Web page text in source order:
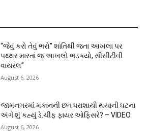
“જેવું કરો તેવું ભરો” શાંતિથી જતા આખલા પર
પથ્થર મારતાં જ આખલો ભડક્યો, સીસીટીવી
વાયરલ”
August 6, 2026
જામનગરમાં મકાનની છત ધરાશાયી થયાની ઘટના
અંગે શું કહ્યું ડે.ચીફ ફાયર ઓફિસરે? – VIDEO
August 6, 2026